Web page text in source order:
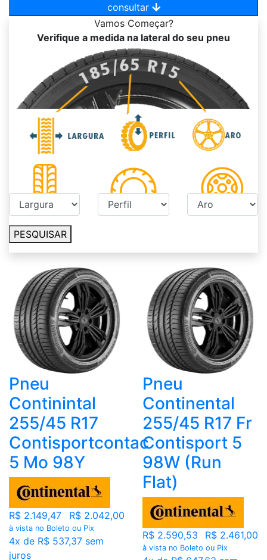
consultar
Vamos Começar?
Verifique a medida na lateral do seu pneu
PESQUISAR
Pneu
Continintal
255/45 R17
Contisportcontac
5 Mo 98Y
R$ 2.149,47 R$ 2.042,00
à vista no Boleto ou Pix
4x de R$ 537,37 sem
juros
Pneu
Continental
255/45 R17 Fr
Contisport 5
98W (Run
Flat)
R$ 2.590,53 R$ 2.461,00
à vista no Boleto ou Pix